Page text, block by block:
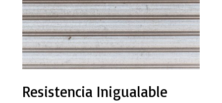
Resistencia Inigualable